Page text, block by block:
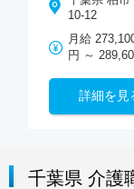
10-12
月給
円 ～
詳細を見
千葉県 介護